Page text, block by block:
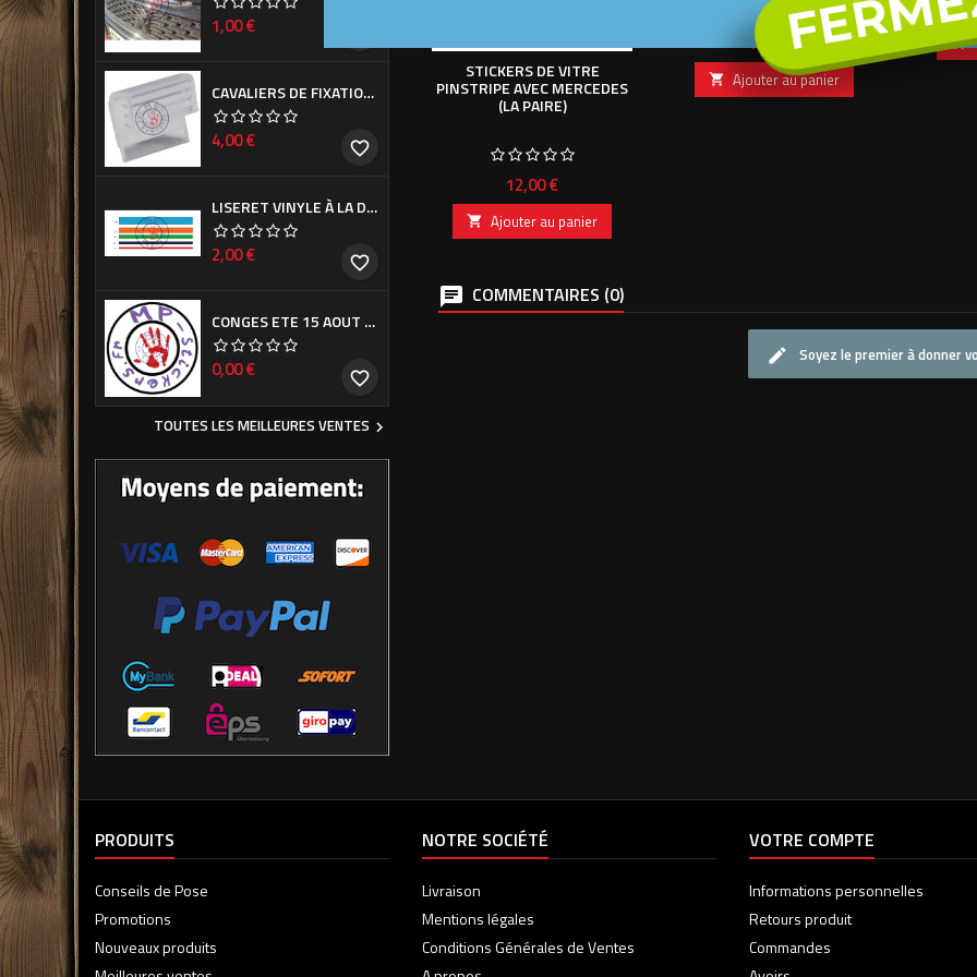
Prix
1,00 €
CAVALIERS DE FIXATION DE CACHE PLAQUE D'IMMATRICULATION (LA PAIRE)
Prix
4,00 € favorite_border
LISERET VINYLE À LA DEMANDE
Prix
2,00 € favorite_border
CONGES ETE 15 AOUT - 7 SEPTEMBRE
Prix
0,00 € favorite_border
TOUTES LES MEILLEURES VENTES 
STICKERS DE VITRE
PINSTRIPE AVEC MERCEDES
(LA PAIRE)
Prix
12,00 €
 Ajouter au panier
Prix
12,00 €
 Ajouter au panier

COMMENTAIRES (0)
Soyez le premier à donner
PRODUITS
Conseils de Pose
Promotions
Nouveaux produits
NOTRE SOCIÉTÉ
Livraison
Mentions légales
Conditions Générales de Ventes
VOTRE COMPTE
Informations personnelles
Retours produit
Commandes